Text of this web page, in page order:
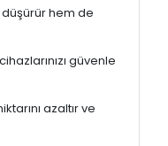
düşürür hem de
güvenle
azaltır ve